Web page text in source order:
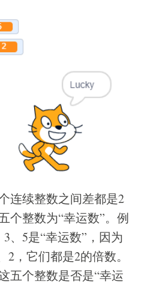
连续整数之间差都是2
个整数为“幸运数”。例
、5是“幸运数”，因为
，它们都是2的倍数。
五个整数是否是“幸运